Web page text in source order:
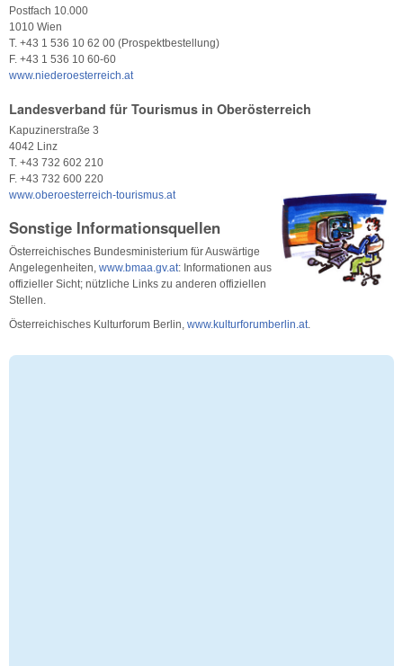
Postfach 10.000
1010 Wien
T. +43 1 536 10 62 00 (Prospektbestellung)
F. +43 1 536 10 60-60
www.niederoesterreich.at
Landesverband für Tourismus in Oberösterreich
Kapuzinerstraße 3
4042 Linz
T. +43 732 602 210
F. +43 732 600 220
www.oberoesterreich-tourismus.at
Sonstige Informationsquellen
Österreichisches Bundesministerium für Auswärtige
Angelegenheiten, www.bmaa.gv.at: Informationen aus
offizieller Sicht; nützliche Links zu anderen offiziellen
Stellen.
Österreichisches Kulturforum Berlin, www.kulturforumberlin.at.